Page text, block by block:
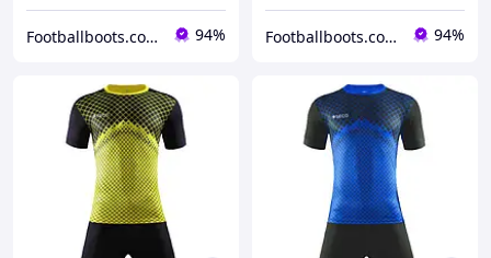
Footballboots.com.ua 94% Footballboots.com.ua 94%